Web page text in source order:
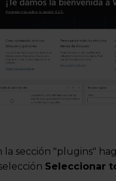
la sección "plugins"
Seleccionar